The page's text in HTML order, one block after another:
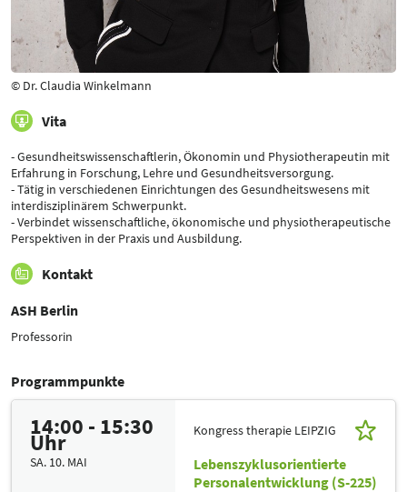
© Dr. Claudia Winkelmann
Vita
- Gesundheitswissenschaftlerin, Ökonomin und Physiotherapeutin mit
Erfahrung in Forschung, Lehre und Gesundheitsversorgung.
- Tätig in verschiedenen Einrichtungen des Gesundheitswesens mit
interdisziplinärem Schwerpunkt.
- Verbindet wissenschaftliche, ökonomische und physiotherapeutische
Perspektiven in der Praxis und Ausbildung.
Kontakt
ASH Berlin
Professorin
Programmpunkte
14:00 - 15:30
Uhr
SA. 10. MAI
Kongress therapie LEIPZIG
Lebenszyklusorientierte
Personalentwicklung (S-225)